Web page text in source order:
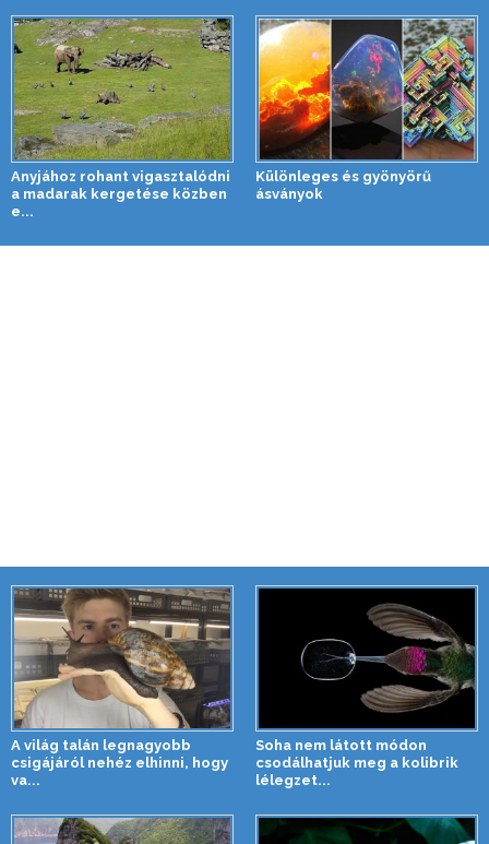
Anyjához rohant vigasztalódni
a madarak kergetése közben
e...
Különleges és gyönyörű
ásványok
A világ talán legnagyobb
csigájáról nehéz elhinni, hogy
va...
Soha nem látott módon
csodálhatjuk meg a kolibrik
lélegzet...